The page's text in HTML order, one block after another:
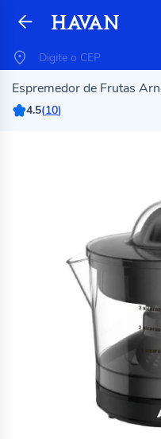
Espremedor de Frutas
4.5(10)